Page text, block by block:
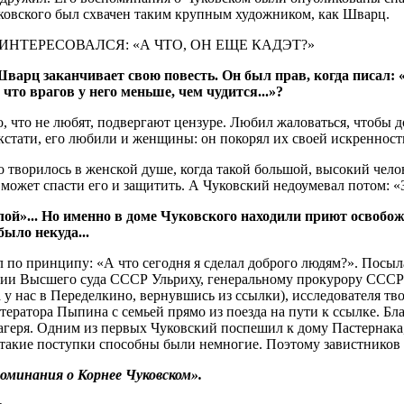
был схвачен таким крупным художником, как Шварц.
«А ЧТО, ОН ЕЩЕ КАДЭТ?»
заканчивает свою повесть. Он был прав, когда писал:
врагов у него меньше, чем чудится...»?
что не любят, подвергают цензуре. Любил жаловаться, чтобы
его любили и женщины: он покорял их своей
творилось в женской душе, когда такой большой, высокий
спасти его и защитить. А Чуковский недоумевал потом:
Но именно в доме Чуковского находили приют
некуда...
принципу: «А что сегодня я сделал доброго людям?».
Высшего суда СССР Ульриху, генеральному прокурору
нас в Переделкино, вернувшись из ссылки), исследователя
Пыпина с семьей прямо из поезда на пути к ссылке.
Одним из первых Чуковский поспешил к дому
поступки способны были немногие. Поэтому завистников
о Корнее Чуковском».